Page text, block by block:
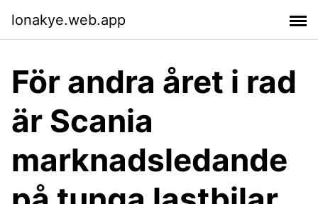
lonakye.web.app
För andra året i rad
är Scania
marknadsledande